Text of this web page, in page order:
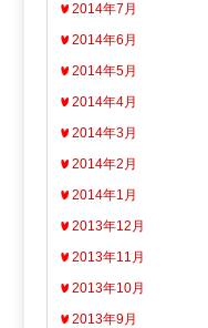
2014年7月
2014年6月
2014年5月
2014年4月
2014年3月
2014年2月
2014年1月
2013年12月
2013年11月
2013年10月
2013年9月